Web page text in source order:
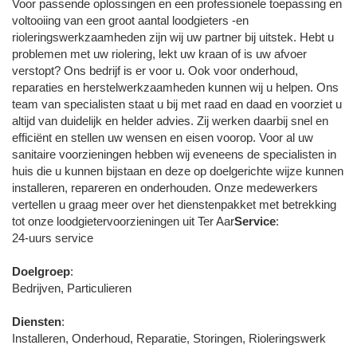
Voor passende oplossingen en een professionele toepassing en
voltooiing van een groot aantal loodgieters -en
rioleringswerkzaamheden zijn wij uw partner bij uitstek. Hebt u
problemen met uw riolering, lekt uw kraan of is uw afvoer
verstopt? Ons bedrijf is er voor u. Ook voor onderhoud,
reparaties en herstelwerkzaamheden kunnen wij u helpen. Ons
team van specialisten staat u bij met raad en daad en voorziet u
altijd van duidelijk en helder advies. Zij werken daarbij snel en
efficiënt en stellen uw wensen en eisen voorop. Voor al uw
sanitaire voorzieningen hebben wij eveneens de specialisten in
huis die u kunnen bijstaan en deze op doelgerichte wijze kunnen
installeren, repareren en onderhouden. Onze medewerkers
vertellen u graag meer over het dienstenpakket met betrekking
tot onze loodgietervoorzieningen uit Ter AarService:
24-uurs service
Doelgroep:
Bedrijven, Particulieren
Diensten:
Installeren, Onderhoud, Reparatie, Storingen, Rioleringswerk